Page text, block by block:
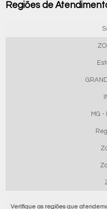
Regiões de
MG
Verifique as regiões que